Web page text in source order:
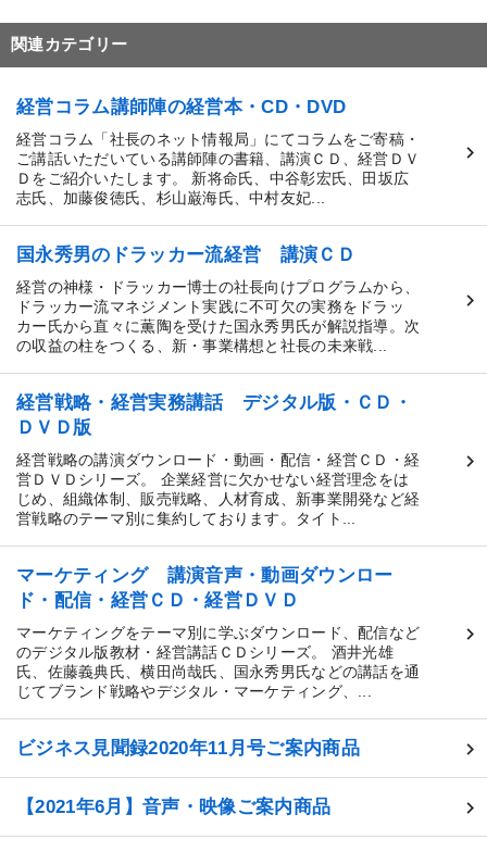
関連カテゴリー
経営コラム講師陣の経営本・CD・DVD
経営コラム「社長のネット情報局」にてコラムをご寄稿・
ご講話いただいている講師陣の書籍、講演ＣＤ、経営ＤＶ
Ｄをご紹介いたします。 新将命氏、中谷彰宏氏、田坂広
志氏、加藤俊徳氏、杉山巌海氏、中村友妃...
国永秀男のドラッカー流経営 講演ＣＤ
経営の神様・ドラッカー博士の社長向けプログラムから、
ドラッカー流マネジメント実践に不可欠の実務をドラッ
カー氏から直々に薫陶を受けた国永秀男氏が解説指導。次
の収益の柱をつくる、新・事業構想と社長の未来戦...
経営戦略・経営実務講話 デジタル版・ＣＤ・
ＤＶＤ版
経営戦略の講演ダウンロード・動画・配信・経営ＣＤ・経
営ＤＶＤシリーズ。 企業経営に欠かせない経営理念をは
じめ、組織体制、販売戦略、人材育成、新事業開発など経
営戦略のテーマ別に集約しております。タイト...
マーケティング 講演音声・動画ダウンロー
ド・配信・経営ＣＤ・経営ＤＶＤ
マーケティングをテーマ別に学ぶダウンロード、配信など
のデジタル版教材・経営講話ＣＤシリーズ。 酒井光雄
氏、佐藤義典氏、横田尚哉氏、国永秀男氏などの講話を通
じてブランド戦略やデジタル・マーケティング、...
ビジネス見聞録2020年11月号ご案内商品
【2021年6月】音声・映像ご案内商品